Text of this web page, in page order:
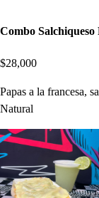
Combo
$28,000
Papas a la francesa,
Natural